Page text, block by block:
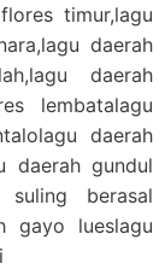
timur,lagu
daerah
daerah
lembatalagu
daerah
daerah gundul
berasal
gayo lueslagu